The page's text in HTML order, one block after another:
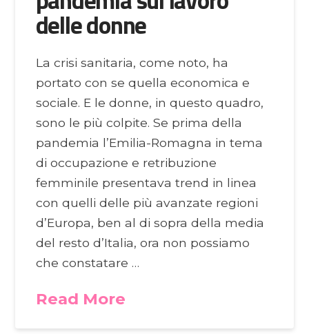
delle donne
La crisi sanitaria, come noto, ha
portato con se quella economica e
sociale. E le donne, in questo quadro,
sono le più colpite. Se prima della
pandemia l’Emilia-Romagna in tema
di occupazione e retribuzione
femminile presentava trend in linea
con quelli delle più avanzate regioni
d’Europa, ben al di sopra della media
del resto d’Italia, ora non possiamo
che constatare …
Read More